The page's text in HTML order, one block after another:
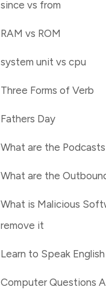
since vs from
RAM vs ROM
system unit vs cpu
Three Forms of Verb
Fathers Day
What are the
What are the
What is Malicious
remove it
Learn to Speak English
Computer Questions